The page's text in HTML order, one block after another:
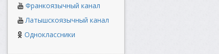
Франкоязычный канал
Латышскоязычный канал
Одноклассники